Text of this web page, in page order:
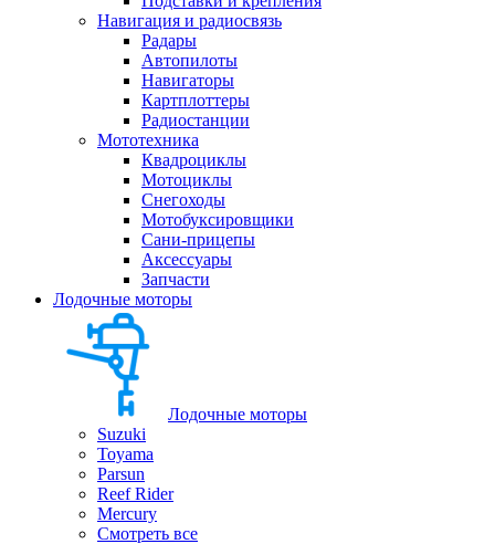
Навигация и радиосвязь
Радары
Автопилоты
Навигаторы
Картплоттеры
Радиостанции
Мототехника
Квадроциклы
Мотоциклы
Снегоходы
Мотобуксировщики
Сани-прицепы
Аксессуары
Запчасти
Лодочные моторы
Лодочные моторы
Suzuki
Toyama
Parsun
Reef Rider
Mercury
Смотреть все